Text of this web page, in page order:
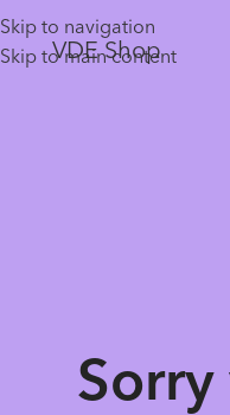
Skip to navigation
Skip to main content
VDE Shop